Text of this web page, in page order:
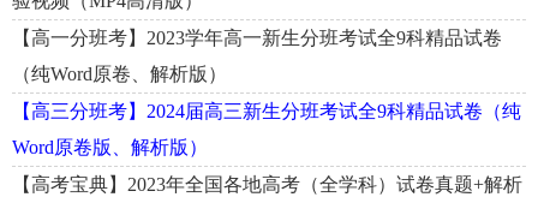
【高一分班考】2023学年高一新生分班考试全9科精品试卷
（纯Word原卷、解析版）
【高三分班考】2024届高三新生分班考试全9科精品试卷（纯
Word原卷版、解析版）
【高考宝典】2023年全国各地高考（全学科）试卷真题+解析